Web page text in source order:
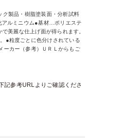
製品・樹脂塗装面・分析試料
ルミニウム●基材…ポリエステ
美麗な仕上げ面が得られます。
●粒度ごとに色分けされている
ーカー（参考）ＵＲＬからもご
記参考URLよりご確認くださ